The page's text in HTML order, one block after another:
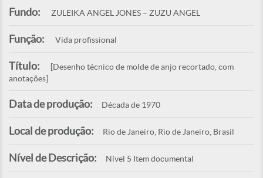
Fundo: ZULEIKA ANGEL JONES – ZUZU ANGEL
Função: Vida profissional
Título:
[Desenho técnico de molde de anjo recortado, com
anotações]
Data de produção: Década de 1970
Local de produção: Rio de Janeiro, Rio de Janeiro, Brasil
Nível de Descrição: Nível 5 Item documental